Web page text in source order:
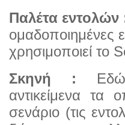
Παλέτα εντολών
ομαδοποιημένες
χρησιμοποιεί το
Σκηνή :
αντικείμενα τα
σενάριο (τις